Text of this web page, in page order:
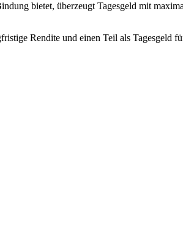
bietet, überzeugt Tagesgeld mit
Rendite und einen Teil als Tagesgeld